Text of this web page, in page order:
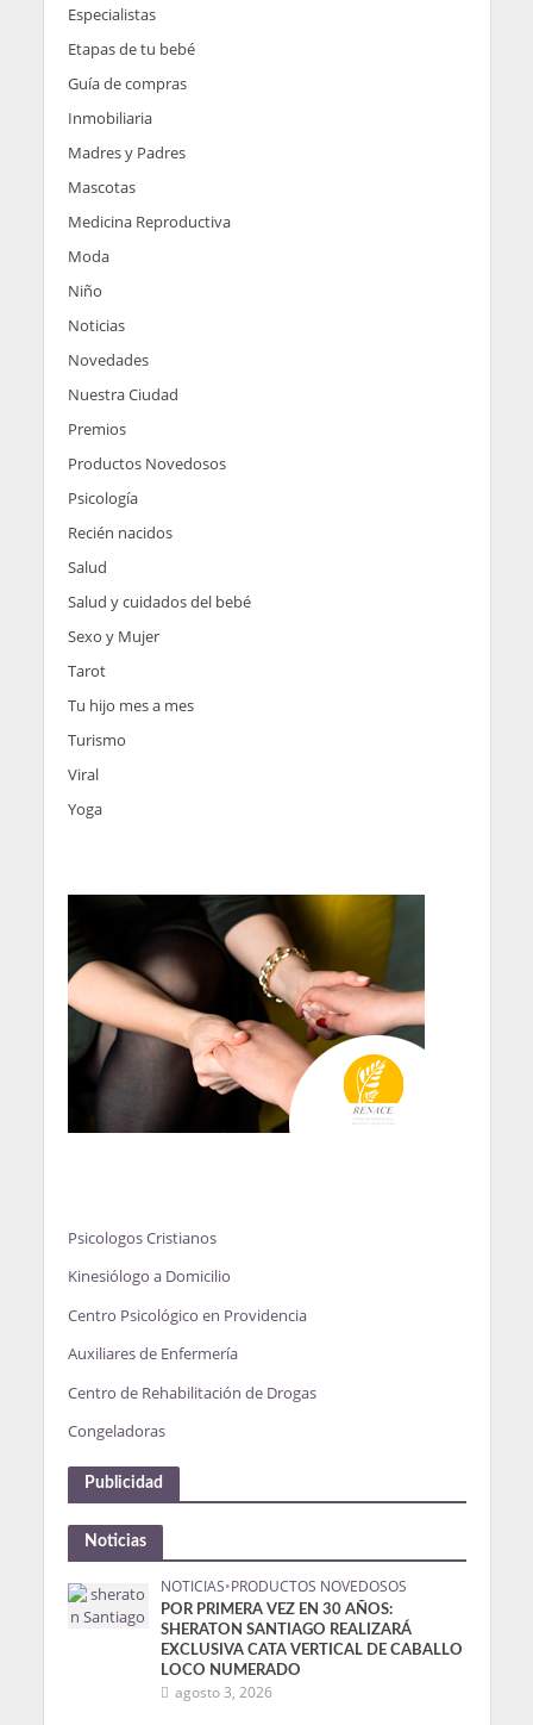
Especialistas
Etapas de tu bebé
Guía de compras
Inmobiliaria
Madres y Padres
Mascotas
Medicina Reproductiva
Moda
Niño
Noticias
Novedades
Nuestra Ciudad
Premios
Productos Novedosos
Psicología
Recién nacidos
Salud
Salud y cuidados del bebé
Sexo y Mujer
Tarot
Tu hijo mes a mes
Turismo
Viral
Yoga
Psicologos Cristianos
Kinesiólogo a Domicilio
Centro Psicológico en Providencia
Auxiliares de Enfermería
Centro de Rehabilitación de Drogas
Congeladoras
Publicidad
Noticias
NOTICIAS•PRODUCTOS NOVEDOSOS
POR PRIMERA VEZ EN 30 AÑOS:
SHERATON SANTIAGO REALIZARÁ
EXCLUSIVA CATA VERTICAL DE CABALLO
LOCO NUMERADO
agosto 3, 2026